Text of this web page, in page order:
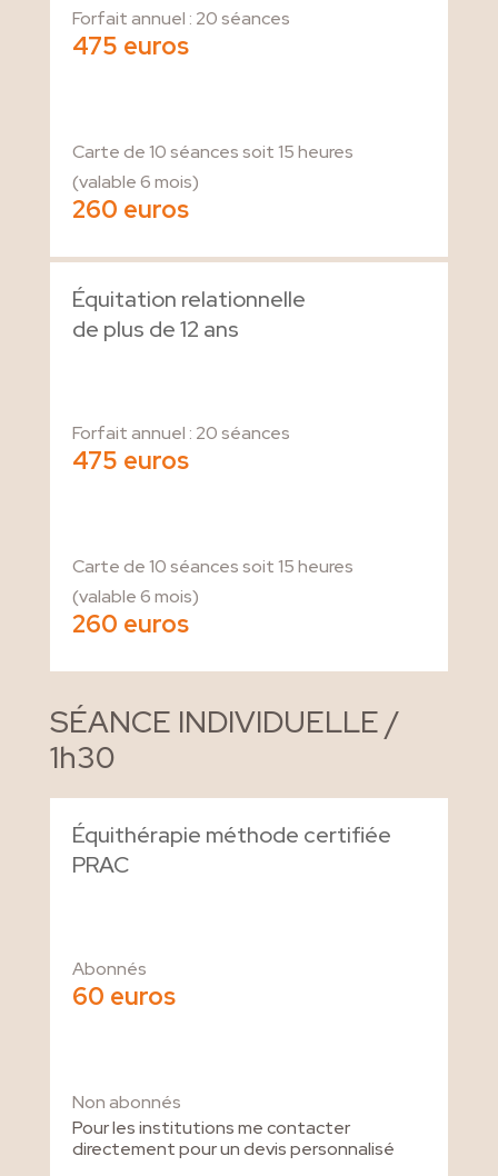
Forfait annuel : 20 séances
475 euros
Carte de 10 séances soit 15 heures
(valable 6 mois)
260 euros
Équitation relationnelle
de plus de 12 ans
Forfait annuel : 20 séances
475 euros
Carte de 10 séances soit 15 heures
(valable 6 mois)
260 euros
SÉANCE INDIVIDUELLE /
1h30
Équithérapie méthode certifiée
PRAC
Abonnés
60 euros
Non abonnés
Pour les institutions me contacter
directement pour un devis personnalisé